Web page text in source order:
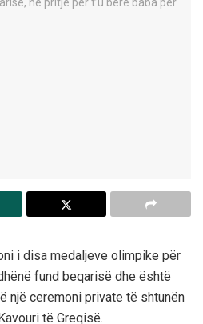
i disa medaljeve olimpike për
fund beqarisë dhe është
një ceremoni private të shtunën
të Greqisë.